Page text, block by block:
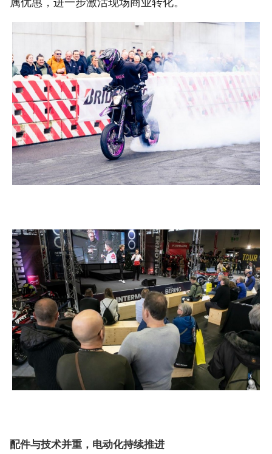
配件与技术并重，电动化持续推进